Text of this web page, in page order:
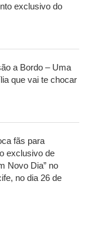
exclusivo do
a Bordo – Uma
que vai te chocar
fãs para
exclusivo de
Novo Dia” no
no dia 26 de